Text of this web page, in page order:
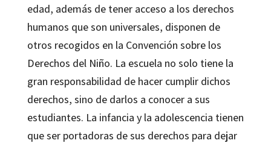
edad, además de tener acceso a los derechos
humanos que son universales, disponen de
otros recogidos en la Convención sobre los
Derechos del Niño. La escuela no solo tiene la
gran responsabilidad de hacer cumplir dichos
derechos, sino de darlos a conocer a sus
estudiantes. La infancia y la adolescencia tienen
que ser portadoras de sus derechos para dejar